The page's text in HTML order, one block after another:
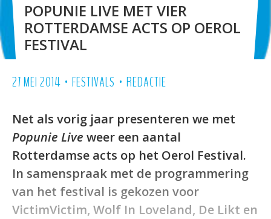
POPUNIE LIVE MET VIER
ROTTERDAMSE ACTS OP OEROL
FESTIVAL
27 MEI 2014 • FESTIVALS • REDACTIE
Net als vorig jaar presenteren we met
Popunie Live weer een aantal
Rotterdamse acts op het Oerol Festival.
In samenspraak met de programmering
van het festival is gekozen voor
VictimVictim, Wolf In Loveland, De Likt en